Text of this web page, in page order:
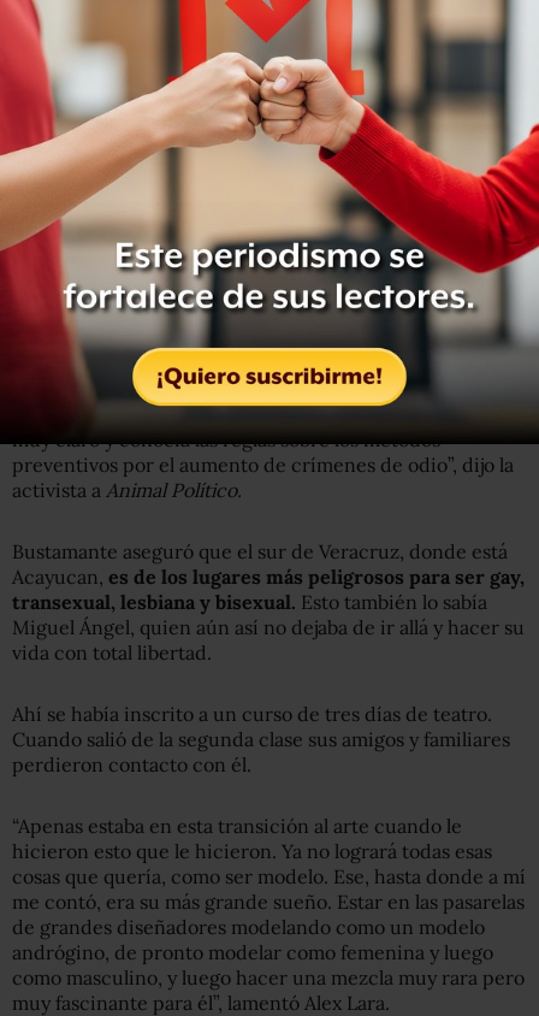
buen historial académico, y a pesar de que lo intentó en
repetidas ocasiones. Fue así como encontró su camino
hacia el teatro, precisamente con su primo Alex Lara.
“Yo siempre pensé que era porque estaba haciendo
exámenes en lugares donde no tenía que estar, y luego le
introduje un poco el teatro, que es a lo que yo me dedico.
Le presenté la parte visual del teatro, la escenografía, el
vestuario, el diseño de iluminación. Todo eso que hay
detrás, se lo mostré porque desde niño él había sido muy
fan de las artes visuales”.
De acuerdo con Jazz Bustamante, integrante del
Observador Nacional contra Crímenes de Odio, Miguel
Ángel estaba consciente de que su condición de género
requería de protocolos de seguridad y los aplicaba. “Tenía
muy claro y conocía las reglas sobre los métodos
preventivos por el aumento de crímenes de odio”, dijo la
activista a Animal Político.
Bustamante aseguró que el sur de Veracruz, donde está
Acayucan, es de los lugares más peligrosos para ser gay,
transexual, lesbiana y bisexual. Esto también lo sabía
Miguel Ángel, quien aún así no dejaba de ir allá y hacer su
vida con total libertad.
Ahí se había inscrito a un curso de tres días de teatro.
Cuando salió de la segunda clase sus amigos y familiares
perdieron contacto con él.
“Apenas estaba en esta transición al arte cuando le
hicieron esto que le hicieron. Ya no logrará todas esas
cosas que quería, como ser modelo. Ese, hasta donde a mí
me contó, era su más grande sueño. Estar en las pasarelas
de grandes diseñadores modelando como un modelo
andrógino, de pronto modelar como femenina y luego
como masculino, y luego hacer una mezcla muy rara pero
muy fascinante para él”, lamentó Alex Lara.